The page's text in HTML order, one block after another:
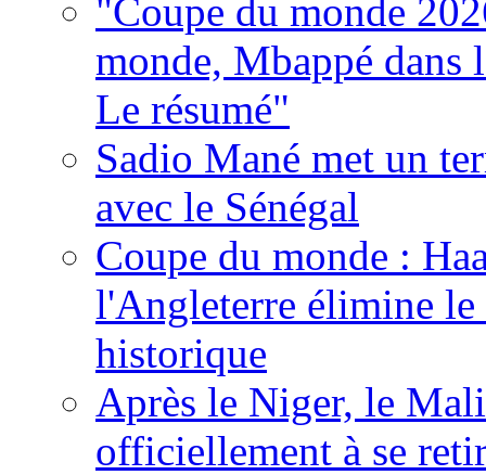
"Coupe du monde
monde, Mbappé dans
Le résumé"
Sadio Mané met un
avec le Sénégal
Coupe du monde :
l'Angleterre élimine
historique
Après le Niger, le
officiellement à se